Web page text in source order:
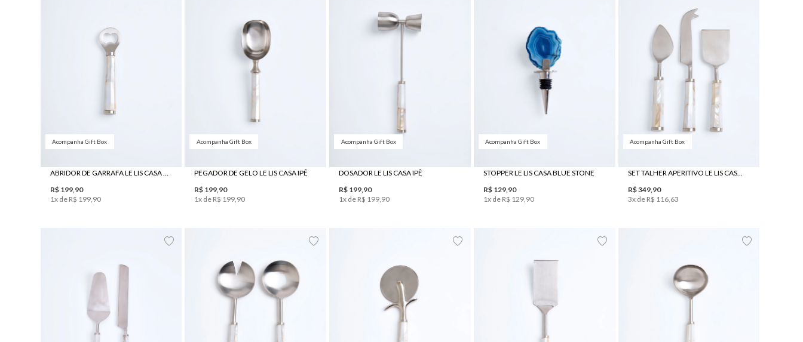
ABRIDOR DE GARRAFA LE LIS CASA IPÊ
R$ 199, 90
Acompanha Gift Box
1x de R$ 199, 90
PEGADOR DE GELO LE LIS CASA IPÊ
R$ 199 90
Acompanha Gift Box
1x de R$ 199 90
DOSADOR LE LIS CASA IPÊ
R$ 199 90
Acompanha Gift Box
1x de R$ 199 90
STOPPER LE LIS CASA BLUE STONE
R$ 129, 90
Acompanha Gift Box
1x de R$ 129, 90
SET TALHER APERITIVO LE LIS CASA IPÊ
R$349, 90
Acompanha Gift Box
3x de R$ 116, 63